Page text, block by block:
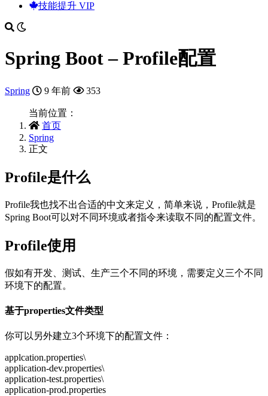
技能提升 VIP
Spring Boot – Profile配置
Spring 9 年前 353
当前位置：
首页
Spring
正文
Profile是什么
Profile我也找不出合适的中文来定义，简单来说，Profile就是
Spring Boot可以对不同环境或者指令来读取不同的配置文件。
Profile使用
假如有开发、测试、生产三个不同的环境，需要定义三个不同
环境下的配置。
基于properties文件类型
你可以另外建立3个环境下的配置文件：
applcation.properties\
application-dev.properties\
application-test.properties\
application-prod.properties